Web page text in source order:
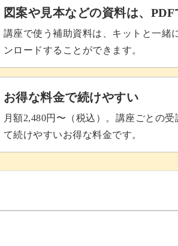
図案や見本などの資料は、
講座で使う補助資料は、キットと一緒
ンロードすることができます。
お得な料金で続けやすい
月額2,480円〜（税込）。講座ごとの
て続けやすいお得な料金です。